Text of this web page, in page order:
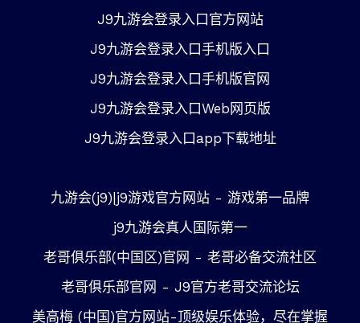
J9九游会登录入口官方网站
J9九游会登录入口手机版入口
J9九游会登录入口手机版官网
J9九游会登录入口Web网页版
J9九游会登录入口app下载地址
九游会(j9)|j9游戏官方网站 - 游戏第一品牌
j9九游会真人国际第一
老哥俱乐部(中国区)官网 - 老哥必备交流社区
老哥俱乐部官网 - J9官方老哥交流论坛
美高梅 (中国)官方网站-顶级娱乐体验，尽在掌握